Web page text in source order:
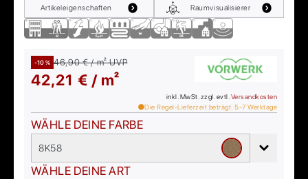
Artikeleigenschaften Raumvisualisierer
-10 % 46,90 € / m²UVP
42,21 € / m²
inkl. MwSt. zzgl. evtl. Versandkosten
Die Regel-Lieferzeit beträgt: 5-7 Werktage
WÄHLE DEINE FARBE
8K58
WÄHLE DEINE ART